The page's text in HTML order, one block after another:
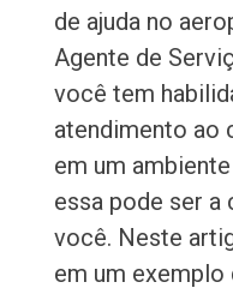
de ajuda no
Agente de
você tem
atendimento ao
em um
essa pode ser a
você. Neste
em um